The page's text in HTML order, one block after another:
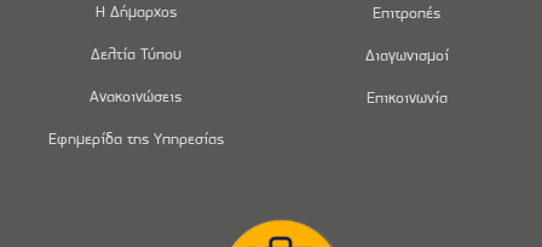
Η Δήμαρχος
Δελτία Τύπου
Ανακοινώσεις
Εφημερίδα της Υπηρεσίας
Επιτροπές
Διαγωνισμοί
Επικοινωνία